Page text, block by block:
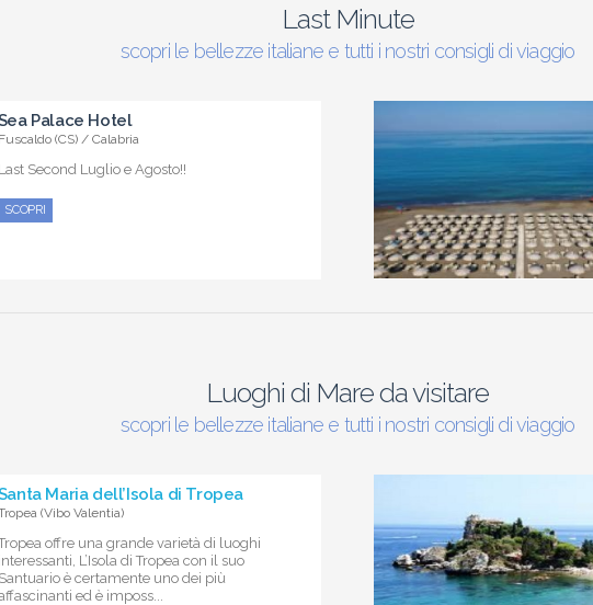
Last Minute
scopri le bellezze italiane e tutti i nostri consigli di viaggio
Palace Hotel
Fuscaldo (CS) / Calabria
Last Second Luglio e Agosto!!
SCOPRI
Luoghi di Mare da visitare
scopri le bellezze italiane e tutti i nostri consigli di viaggio
Maria dell’Isola di Tropea
(Vibo Valentia)
offre una grande varietà di luoghi
interessanti, L’Isola di Tropea con il suo
Santuario è certamente uno dei più
ed è imposs...